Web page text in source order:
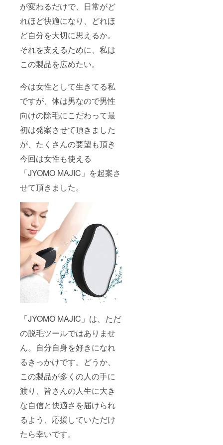
が変わるだけで、日常がど
れほど快適になり、どれほ
ど自分を大切に思えるか。
それを支えるために、私は
この製品を広めたい。
今は女性として生きてる私
ですが、体は男なので男性
向けの除毛にこだわって最
初は発案させて頂きました
が、たくさんの要望も頂き
今回は女性も使える
「JYOMO MAJIC」を起案さ
せて頂きました。
「JYOMO MAJIC」は、ただ
の脱毛ツールではありませ
ん。自分自身を好きになれ
るきっかけです。どうか、
この製品が多くの人の手に
渡り、皆さんの人生に大き
な自信と快適さを届けられ
るよう、応援していただけ
たら幸いです。